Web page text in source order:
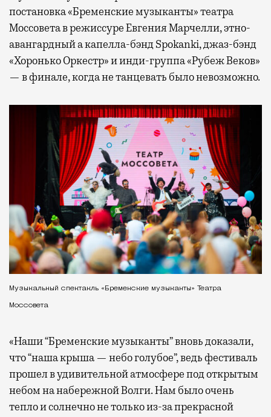
постановка «Бременские музыканты» театра
Моссовета в режиссуре Евгения Марчелли, этно-
авангардный а капелла-бэнд Spokanki, джаз-бэнд
«Хоронько Оркестр» и инди-группа «Рубеж Веков»
— в финале, когда не танцевать было невозможно.
Музыкальный спектакль «Бременские музыканты» Театра
Моссовета
«Наши “Бременские музыканты” вновь доказали,
что “наша крыша — небо голубое”, ведь фестиваль
прошел в удивительной атмосфере под открытым
небом на набережной Волги. Нам было очень
тепло и солнечно не только из-за прекрасной